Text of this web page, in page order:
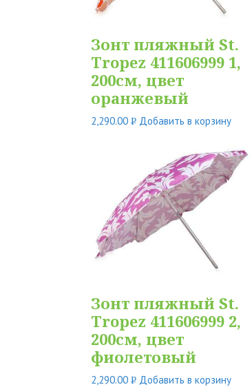
Зонт пляжный St.
Tropez 411606999 1,
200см, цвет
оранжевый
2,290.00 Р Добавить в корзину
Зонт пляжный St.
Tropez 411606999 2,
200см, цвет
фиолетовый
2,290.00 Р Добавить в корзину